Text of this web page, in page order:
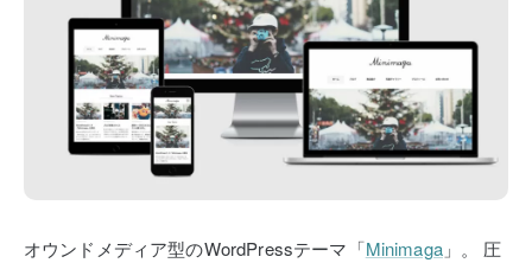
オウンドメディア型のWordPressテーマ「Minimaga」。
圧